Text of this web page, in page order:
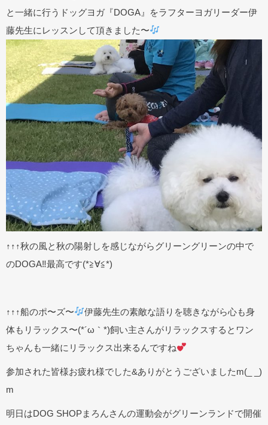
と一緒に行うドッグヨガ『DOGA』をラフターヨガリーダー伊
藤先生にレッスンして頂きました〜
↑↑↑秋の風と秋の陽射しを感じながらグリーングリーンの中で
のDOGA‼︎最高です(*≧∀≦*)
↑↑↑船のポ〜ズ〜
伊藤先生の素敵な語りを聴きながら心も身
体もリラックス〜(*´ω｀*)飼い主さんがリラックスするとワン
ちゃんも一緒にリラックス出来るんですね
参加された皆様お疲れ様でした&ありがとうございましたm(_ _)
m
明日はDOG SHOPまろんさんの運動会がグリーンランドで開催